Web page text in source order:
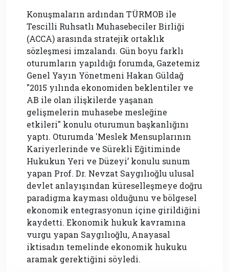
Konuşmaların ardından TÜRMOB ile
Tescilli Ruhsatlı Muhasebeciler Birliği
(ACCA) arasında stratejik ortaklık
sözleşmesi imzalandı. Gün boyu farklı
oturumların yapıldığı forumda, Gazetemiz
Genel Yayın Yönetmeni Hakan Güldağ
"2015 yılında ekonomiden beklentiler ve
AB ile olan ilişkilerde yaşanan
gelişmelerin muhasebe mesleğine
etkileri" konulu oturumun başkanlığını
yaptı. Oturumda 'Meslek Mensuplarının
Kariyerlerinde ve Sürekli Eğitiminde
Hukukun Yeri ve Düzeyi’ konulu sunum
yapan Prof. Dr. Nevzat Saygılıoğlu ulusal
devlet anlayışından küreselleşmeye doğru
paradigma kayması olduğunu ve bölgesel
ekonomik entegrasyonun içine girildiğini
kaydetti. Ekonomik hukuk kavramına
vurgu yapan Saygılıoğlu, Anayasal
iktisadın temelinde ekonomik hukuku
aramak gerektiğini söyledi.